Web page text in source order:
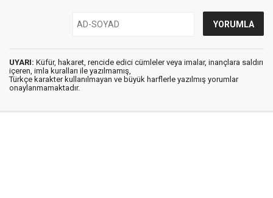
UYARI: Küfür, hakaret, rencide edici cümleler veya imalar, inançlara saldırı
içeren, imla kuralları ile yazılmamış,
Türkçe karakter kullanılmayan ve büyük harflerle yazılmış yorumlar
onaylanmamaktadır.